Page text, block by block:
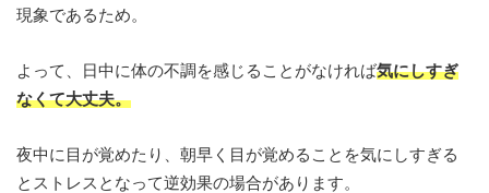
現象であるため。
よって、日中に体の不調を感じることがなければ気にしすぎ
なくて大丈夫。
夜中に目が覚めたり、朝早く目が覚めることを気にしすぎる
とストレスとなって逆効果の場合があります。